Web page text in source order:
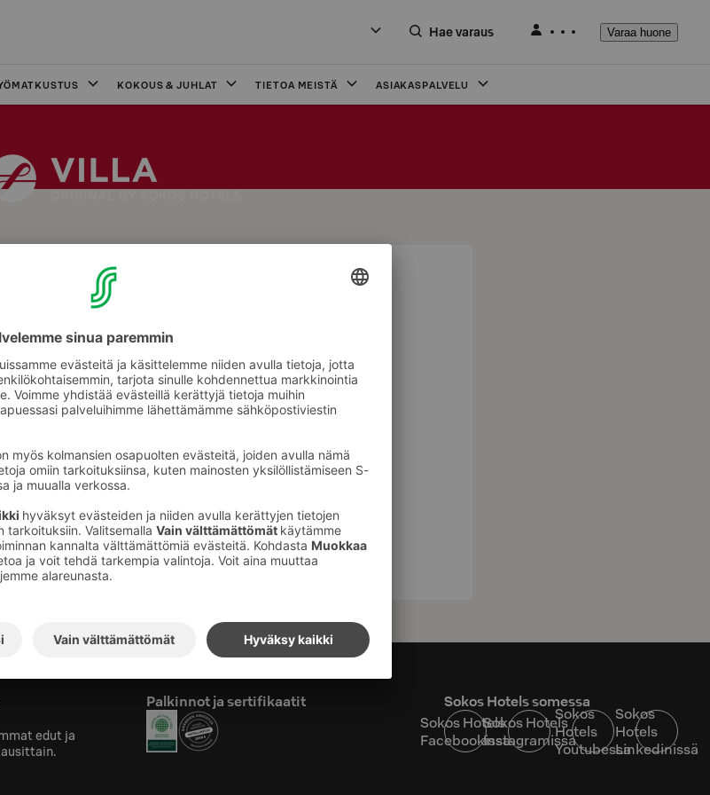
Hae varaus Varaa huone
KOKOUS & JUHLAT TIETOA MEISTÄ ASIAKASPALVELU
hotelli Solo Sokos Hotel Tornin tasokas
monipuolinen kuntosali on
FitFarmin perustajan ja
Torni Gym -kuntosalilla
vapaita painoja sekä kattavasti
käytössä joka päivä klo
Torni hotellin -1
edut ja
Palkinnot ja sertifikaatit
Sokos Hotels somessa
Sokos Hotels
Facebookissa
Sokos Hotels
Instagramissa
Sokos
Hotels
Youtubessa
Sokos
Hotels
Linkedinissä